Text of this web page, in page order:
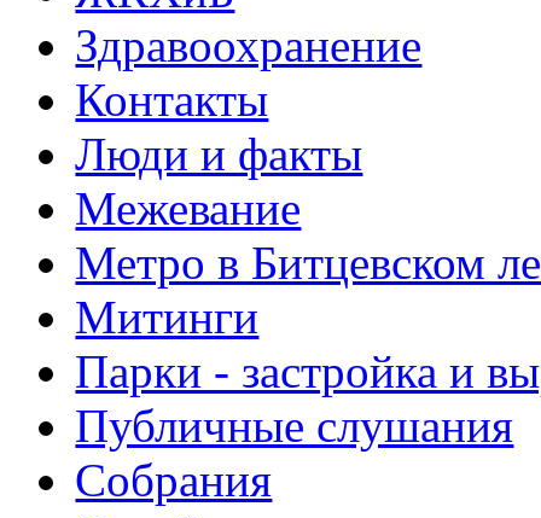
Здравоохранение
Контакты
Люди и факты
Межевание
Метро в Битцевском
Митинги
Парки - застройка и
Публичные слушания
Собрания